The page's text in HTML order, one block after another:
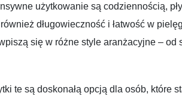
użytkowanie są codziennością,
długowieczność i łatwość w
się w różne style aranżacyjne – od
te są doskonałą opcją dla osób, które